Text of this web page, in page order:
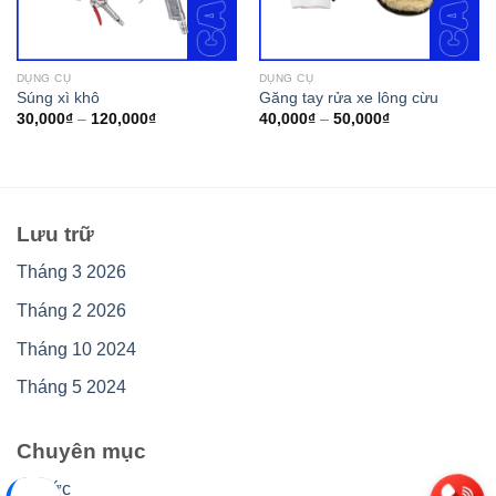
DỤNG CỤ
Súng xì khô
30,000₫– 120,000₫
DỤNG CỤ
Găng tay rửa xe lông cừu
40,000₫– 50,000₫
Lưu trữ
Tháng 3 2026
Tháng 2 2026
Tháng 10 2024
Tháng 5 2024
Chuyên mục
Tin tức